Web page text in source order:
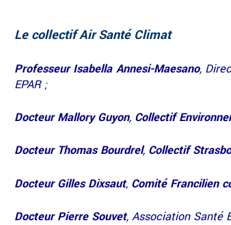
Le collectif Air Santé Climat
Professeur Isabella Annesi-Maesano,
EPAR ;
Docteur Mallory Guyon, Collectif
Docteur Thomas Bourdrel, Collectif
Docteur Gilles Dixsaut, Comité Francilien
Docteur Pierre Souvet, Association Santé